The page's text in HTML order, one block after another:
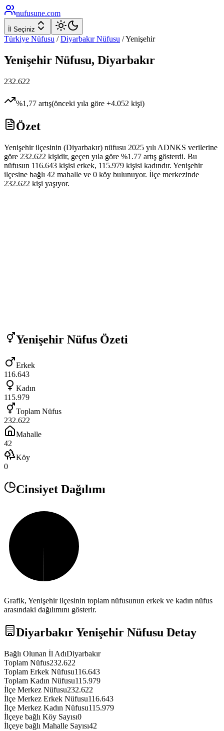
nufusune.com
İl Seçiniz
Türkiye Nüfusu / DiyarbakırNüfusu /Yenişehir
Yenişehir Nüfusu, Diyarbakır
232.622
%1,77 artış(önceki yıla göre +4.052 kişi)
Özet
Yenişehir ilçesinin (Diyarbakır) nüfusu 2025 yılı ADNKS verilerine
göre 232.622 kişidir, geçen yıla göre %1.77 artış gösterdi. Bu
nüfusun 116.643 kişisi erkek, 115.979 kişisi kadındır. Yenişehir
ilçesine bağlı 42 mahalle ve 0 köy bulunuyor. İlçe merkezinde
232.622 kişi yaşıyor.
Yenişehir Nüfus Özeti
Erkek
116.643
Kadın
115.979
Toplam Nüfus
232.622
Mahalle
42
Köy
0
Cinsiyet Dağılımı
Grafik, Yenişehirilçesinin toplam nüfusunun erkek ve kadın nüfus
arasındaki dağılımını gösterir.
DiyarbakırYenişehir Nüfusu Detay
Bağlı Olunan İl AdıDiyarbakır
Toplam Nüfus232.622
Toplam Erkek Nüfusu116.643
Toplam Kadın Nüfusu115.979
İlçe Merkez Nüfusu232.622
İlçe Merkez Erkek Nüfusu116.643
İlçe Merkez Kadın Nüfusu115.979
İlçeye bağlı Köy Sayısı0
İlçeye bağlı Mahalle Sayısı42